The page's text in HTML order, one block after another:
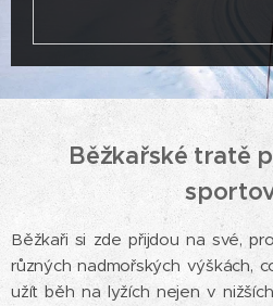
Běžkařské tratě
Běžkaři si zde přijdou na své,
různých nadmořských výškách,
užít běh na lyžích nejen v